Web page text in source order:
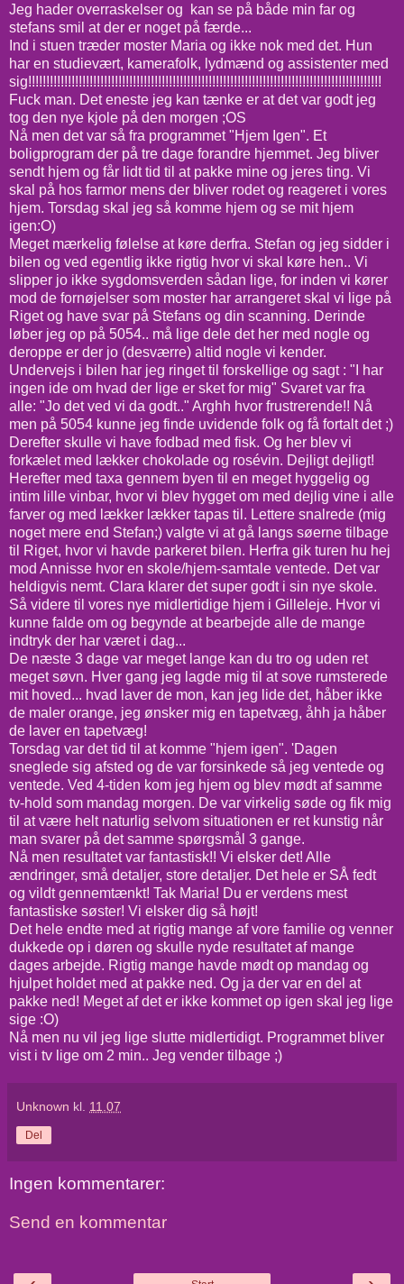
Jeg hader overraskelser og kan se på både min far og
stefans smil at der er noget på færde...
Ind i stuen træder moster Maria og ikke nok med det. Hun
har en studievært, kamerafolk, lydmænd og assistenter med
sig!!!!!!!!!!!!!!!!!!!!!!!!!!!!!!!!!!!!!!!!!!!!!!!!!!!!!!!!!!!!!!!!!!!!!!!!!!!!!!!!!!!!!!!!!!!!!!!!!!
Fuck man. Det eneste jeg kan tænke er at det var godt jeg
tog den nye kjole på den morgen ;OS
Nå men det var så fra programmet "Hjem Igen". Et
boligprogram der på tre dage forandre hjemmet. Jeg bliver
sendt hjem og får lidt tid til at pakke mine og jeres ting. Vi
skal på hos farmor mens der bliver rodet og reageret i vores
hjem. Torsdag skal jeg så komme hjem og se mit hjem
igen:O)
Meget mærkelig følelse at køre derfra. Stefan og jeg sidder i
bilen og ved egentlig ikke rigtig hvor vi skal køre hen.. Vi
slipper jo ikke sygdomsverden sådan lige, for inden vi kører
mod de fornøjelser som moster har arrangeret skal vi lige på
Riget og have svar på Stefans og din scanning. Derinde
løber jeg op på 5054.. må lige dele det her med nogle og
deroppe er der jo (desværre) altid nogle vi kender.
Undervejs i bilen har jeg ringet til forskellige og sagt : "I har
ingen ide om hvad der lige er sket for mig" Svaret var fra
alle: "Jo det ved vi da godt.." Arghh hvor frustrerende!! Nå
men på 5054 kunne jeg finde uvidende folk og få fortalt det ;)
Derefter skulle vi have fodbad med fisk. Og her blev vi
forkælet med lækker chokolade og rosévin. Dejligt dejligt!
Herefter med taxa gennem byen til en meget hyggelig og
intim lille vinbar, hvor vi blev hygget om med dejlig vine i alle
farver og med lækker lækker tapas til. Lettere snalrede (mig
noget mere end Stefan;) valgte vi at gå langs søerne tilbage
til Riget, hvor vi havde parkeret bilen. Herfra gik turen hu hej
mod Annisse hvor en skole/hjem-samtale ventede. Det var
heldigvis nemt. Clara klarer det super godt i sin nye skole.
Så videre til vores nye midlertidige hjem i Gilleleje. Hvor vi
kunne falde om og begynde at bearbejde alle de mange
indtryk der har været i dag...
De næste 3 dage var meget lange kan du tro og uden ret
meget søvn. Hver gang jeg lagde mig til at sove rumsterede
mit hoved... hvad laver de mon, kan jeg lide det, håber ikke
de maler orange, jeg ønsker mig en tapetvæg, åhh ja håber
de laver en tapetvæg!
Torsdag var det tid til at komme "hjem igen". 'Dagen
sneglede sig afsted og de var forsinkede så jeg ventede og
ventede. Ved 4-tiden kom jeg hjem og blev mødt af samme
tv-hold som mandag morgen. De var virkelig søde og fik mig
til at være helt naturlig selvom situationen er ret kunstig når
man svarer på det samme spørgsmål 3 gange.
Nå men resultatet var fantastisk!! Vi elsker det! Alle
ændringer, små detaljer, store detaljer. Det hele er SÅ fedt
og vildt gennemtænkt! Tak Maria! Du er verdens mest
fantastiske søster! Vi elsker dig så højt!
Det hele endte med at rigtig mange af vore familie og venner
dukkede op i døren og skulle nyde resultatet af mange
dages arbejde. Rigtig mange havde mødt op mandag og
hjulpet holdet med at pakke ned. Og ja der var en del at
pakke ned! Meget af det er ikke kommet op igen skal jeg lige
sige :O)
Nå men nu vil jeg lige slutte midlertidigt. Programmet bliver
vist i tv lige om 2 min.. Jeg vender tilbage ;)
Unknown kl. 11.07
Del
Ingen kommentarer:
Send en kommentar